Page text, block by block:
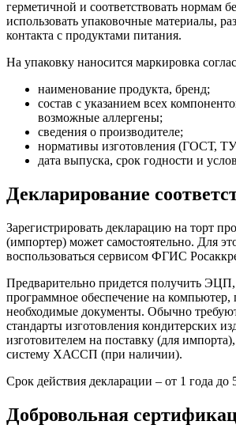
герметичной и соответствовать нормам
использовать упаковочные материалы,
контакта с продуктами питания.
На упаковку наносится маркировка
наименование продукта, бренд;
состав с указанием всех
возможные аллергены;
сведения о производителе;
нормативы изготовления (ГОСТ,
дата выпуска, срок годности и
Декларирование
Зарегистрировать декларацию на торт
(импортер) может самостоятельно. Для
воспользоваться сервисом ФГИС
Предварительно придется получить ЭЦП,
программное обеспечение на компьютер,
необходимые документы. Обычно
стандарты изготовления кондитерских
изготовителем на поставку (для
систему ХАССП (при наличии).
Срок действия декларации – от 1 года до
Добровольная